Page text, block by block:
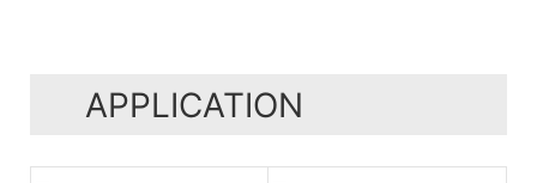
APPLICATION